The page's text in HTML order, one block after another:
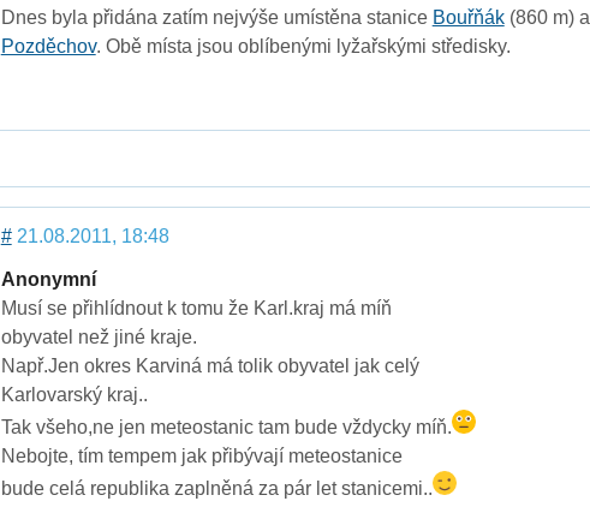
Dnes byla přidána zatím nejvýše umístěna stanice Bouřňák(860 m) a
Pozděchov. Obě místa jsou oblíbenými lyžařskými středisky.
#21.08.2011, 18:48
Anonymní
Musí se přihlídnout k tomu že Karl.kraj má míň
obyvatel než jiné kraje.
Např.Jen okres Karviná má tolik obyvatel jak celý
Karlovarský kraj..
Tak všeho,ne jen meteostanic tam bude vždycky míň.
Nebojte, tím tempem jak přibývají meteostanice
bude celá republika zaplněná za pár let stanicemi..